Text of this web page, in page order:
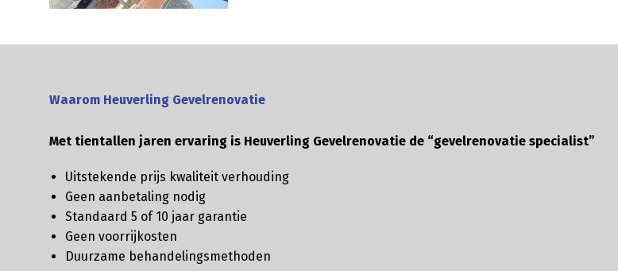
Waarom Heuverling Gevelrenovatie
Met tientallen jaren ervaring is Heuverling Gevelrenovatie de “gevelrenovatie specialist”
Uitstekende prijs kwaliteit verhouding
Geen aanbetaling nodig
Standaard 5 of 10 jaar garantie
Geen voorrijkosten
Duurzame behandelingsmethoden